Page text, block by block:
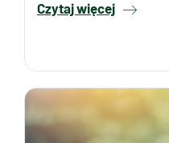
Czytaj więcej